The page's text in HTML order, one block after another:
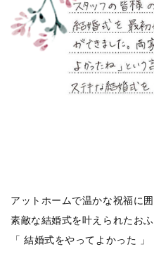
アットホームで温かな祝福に
素敵な結婚式を叶えられたおふ
「 結婚式をやってよかった 」